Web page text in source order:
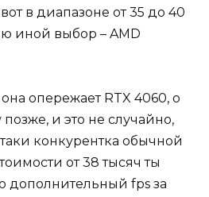
в диапазоне от 35 до 40
иной выбор – AMD
опережает RTX 4060, о
и это не случайно,
таки конкурентка обычной
от 38 тысяч ты
дополнительный fps за